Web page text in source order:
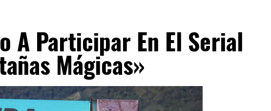
A Participar En El Serial
Mágicas»